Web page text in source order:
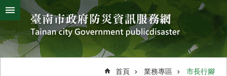
跳到主要內容區塊
搜
尋
進
階
搜
熱
颱
風
首頁 業務專區 市長行腳